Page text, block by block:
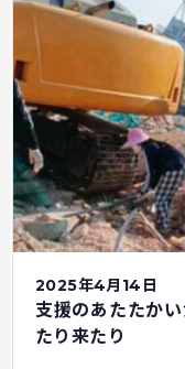
2025年4月14日
支援のあたたか
たり来たり